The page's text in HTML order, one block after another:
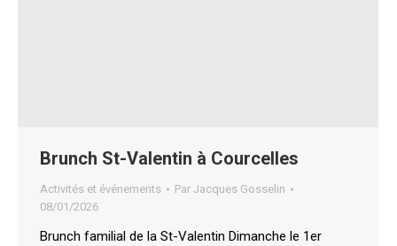
Brunch St-Valentin à Courcelles
Activités et événements Par Jacques Gosselin
08/01/2026
Brunch familial de la St-Valentin Dimanche le 1er